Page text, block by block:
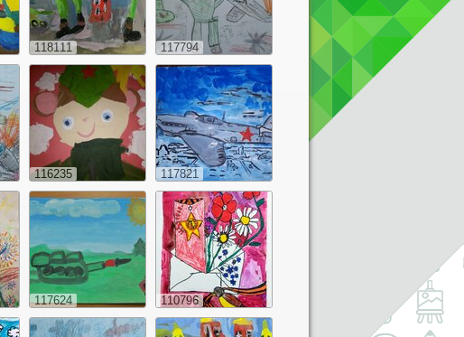
118111 117794
116235 117821
117624 110796